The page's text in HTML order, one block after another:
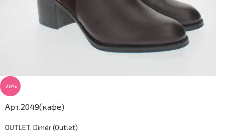
-20%
Арт.2049(кафе)
OUTLET, Dimër (Outlet)